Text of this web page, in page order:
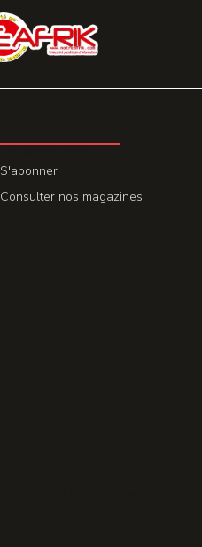
S'abonner
Consulter nos magazines